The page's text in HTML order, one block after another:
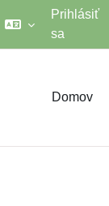
Prihlásiť
sa
Domov